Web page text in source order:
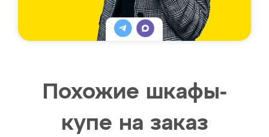
Похожие шкафы-
купе на заказ